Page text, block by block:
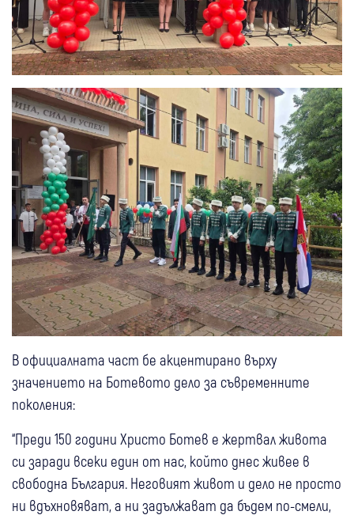
В официалната част бе акцентирано върху
значението на Ботевото дело за съвременните
поколения:
“Преди 150 години Христо Ботев е жертвал живота
си заради всеки един от нас, който днес живее в
свободна България. Неговият живот и дело не просто
ни вдъхновяват, а ни задължават да бъдем по-смели,